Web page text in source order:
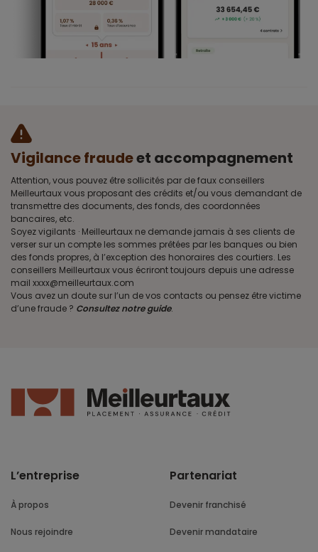
Vigilance fraudeet accompagnement
Attention, vous pouvez être sollicités par de faux conseillers
Meilleurtaux vous proposant des crédits et/ou vous demandant de
transmettre des documents, des fonds, des coordonnées
bancaires, etc.
Soyez vigilants · Meilleurtaux ne demande jamais à ses clients de
verser sur un compte les sommes prêtées par les banques ou bien
des fonds propres, à l’exception des honoraires des courtiers. Les
conseillers Meilleurtaux vous écriront toujours depuis une adresse
mail xxxx@meilleurtaux.com
Vous avez un doute sur l’un de vos contacts ou pensez être victime
d’une fraude ? Consultez notre guide.
L’entreprise
À propos
Nous rejoindre
Partenariat
Devenir franchisé
Devenir mandataire